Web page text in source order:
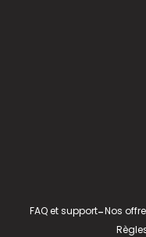
FAQ et support-Nos